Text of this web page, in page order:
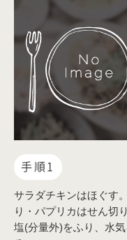
手順1
サラダチキンはほぐす
り・パプリカはせん切
塩(分量外)をふり、水気